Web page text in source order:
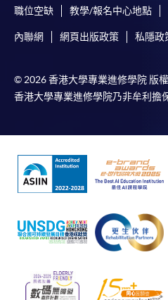
職位空缺 教學/報名中心地點
內聯網 網頁出版政策 私隱政
© 2026 香港大學專業進修學院 版
香港大學專業進修學院乃非牟利擔